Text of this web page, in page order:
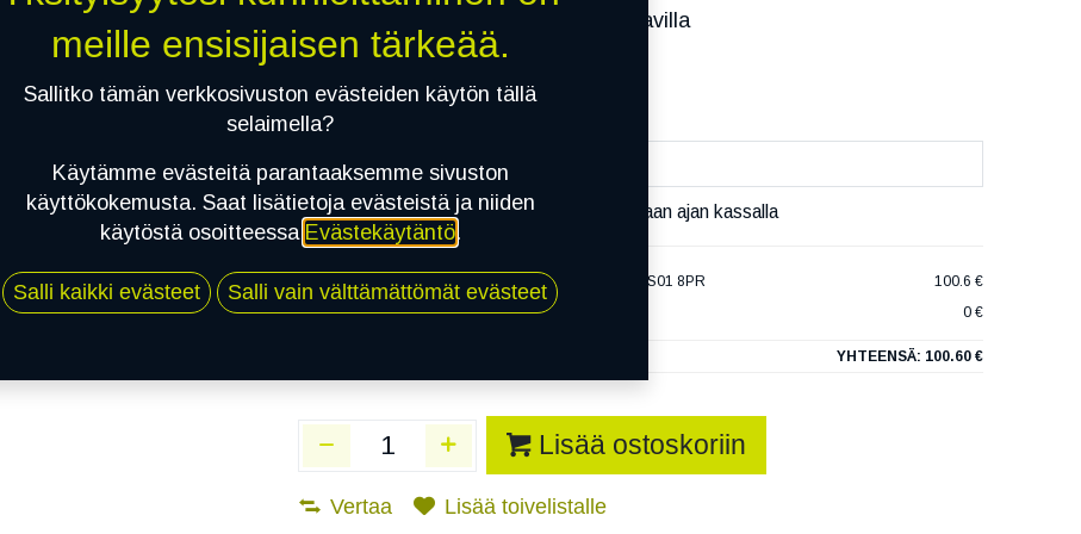
Saatavilla
Toimitusaika:3 arkipäivää
Asennuspalvelu
Mikäli valitset asennuksen, pääset varaamaan ajan kassalla
1 X 205/65R16C 107/105Q DYNAMO SNOW-H MWCS01 8PR
100.6 €
EI ASENNUSTA
0 €
YHTEENSÄ: 100.60 €
Lisää ostoskoriin
Vertaa Lisää toivelistalle
meille ensisijaisen tärkeää.
Sallitko tämän verkkosivuston evästeiden käytön tällä
selaimella?
Käytämme evästeitä parantaaksemme sivuston
käyttökokemusta. Saat lisätietoja evästeistä ja niiden
käytöstä osoitteessa Evästekäytäntö.
Salli kaikki evästeet Salli vain välttämättömät evästeet